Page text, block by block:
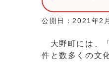
公開日：2021年2
大野町には、
件と数多くの文